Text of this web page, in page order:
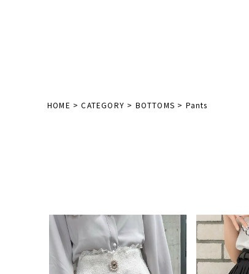
HOME CATEGORY BOTTOMS Pants